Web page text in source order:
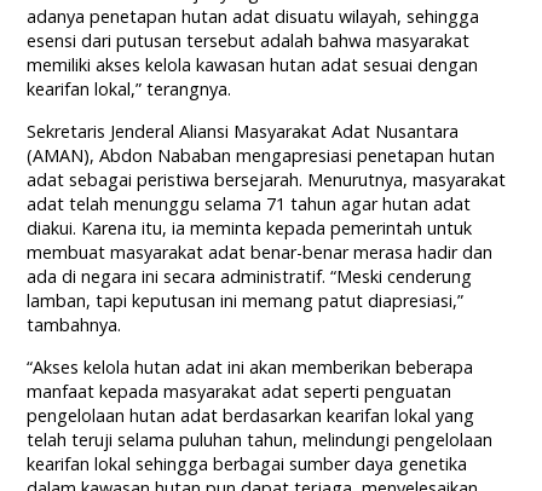
adanya penetapan hutan adat disuatu wilayah, sehingga
esensi dari putusan tersebut adalah bahwa masyarakat
memiliki akses kelola kawasan hutan adat sesuai dengan
kearifan lokal,” terangnya.
Sekretaris Jenderal Aliansi Masyarakat Adat Nusantara
(AMAN), Abdon Nababan mengapresiasi penetapan hutan
adat sebagai peristiwa bersejarah. Menurutnya, masyarakat
adat telah menunggu selama 71 tahun agar hutan adat
diakui. Karena itu, ia meminta kepada pemerintah untuk
membuat masyarakat adat benar-benar merasa hadir dan
ada di negara ini secara administratif. “Meski cenderung
lamban, tapi keputusan ini memang patut diapresiasi,”
tambahnya.
“Akses kelola hutan adat ini akan memberikan beberapa
manfaat kepada masyarakat adat seperti penguatan
pengelolaan hutan adat berdasarkan kearifan lokal yang
telah teruji selama puluhan tahun, melindungi pengelolaan
kearifan lokal sehingga berbagai sumber daya genetika